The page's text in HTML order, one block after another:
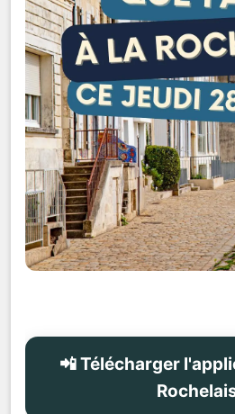
📲 Télécharger